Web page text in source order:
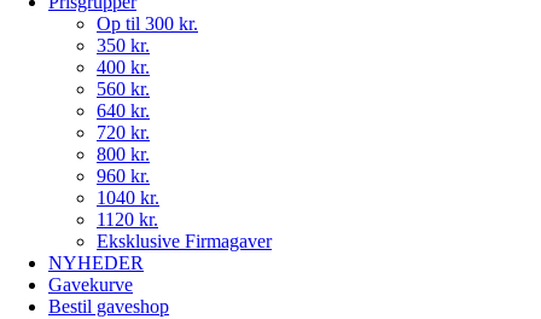
Op til 300 kr.
350 kr.
400 kr.
560 kr.
640 kr.
720 kr.
800 kr.
960 kr.
1040 kr.
1120 kr.
Eksklusive Firmagaver
NYHEDER
Gavekurve
Bestil gaveshop